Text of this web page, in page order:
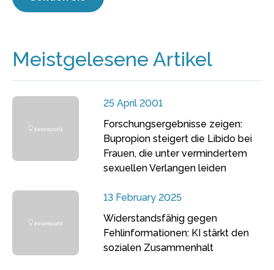
Meistgelesene Artikel
25 April 2001
Forschungsergebnisse zeigen:
Bupropion steigert die Libido bei
Frauen, die unter vermindertem
sexuellen Verlangen leiden
13 February 2025
Widerstandsfähig gegen
Fehlinformationen: KI stärkt den
sozialen Zusammenhalt